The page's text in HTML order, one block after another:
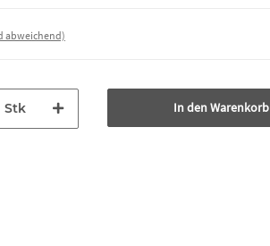
abweichend)
Stk In den Warenkorb